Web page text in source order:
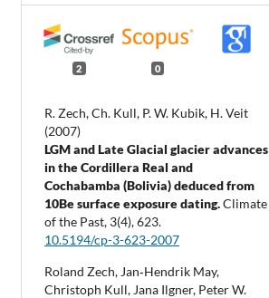
2 0
R. Zech, Ch. Kull, P. W. Kubik, H. Veit
(2007)
LGM and Late Glacial glacier advances
in the Cordillera Real and
Cochabamba (Bolivia) deduced from
10Be surface exposure dating.Climate
of the Past, 3(4),623.
10.5194/cp-3-623-2007
Roland Zech, Jan‐Hendrik May,
Christoph Kull, Jana Ilgner, Peter W.